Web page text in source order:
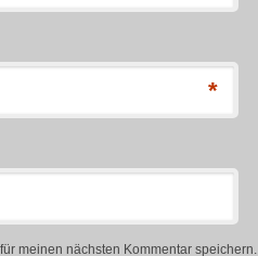
*
meinen nächsten Kommentar speichern.